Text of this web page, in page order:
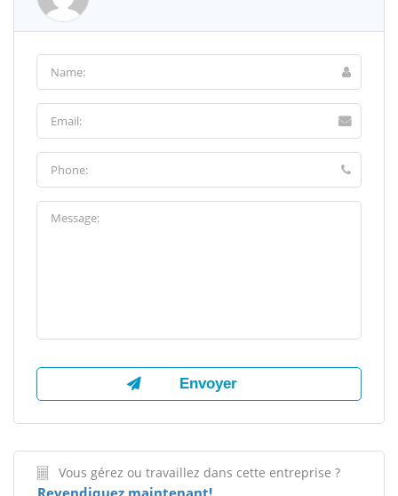
Vous gérez ou travaillez dans cette entreprise ?
Revendiquez maintenant!